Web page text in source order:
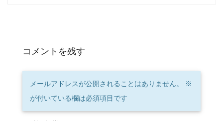
コメントを残す
メールアドレスが公開されることはありません。
※
が付いている欄は必須項目です